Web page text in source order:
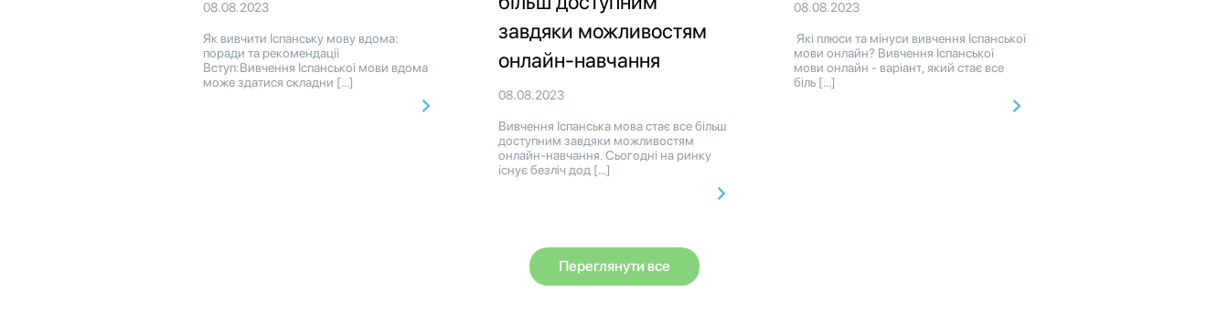
08.08.2023
Як вивчити Іспанську мову вдома:
поради та рекомендації
Вступ:Вивчення Іспанської мови вдома
може здатися складни […]
завдяки можливостям
онлайн-навчання
08.08.2023
Вивчення Іспанська мова стає все більш
доступним завдяки можливостям
онлайн-навчання. Сьогодні на ринку
існує безліч дод […]
08.08.2023
Які плюси та мінуси вивчення Іспанської
мови онлайн? Вивчення Іспанської
мови онлайн - варіант, який стає все
біль […]
Переглянути все